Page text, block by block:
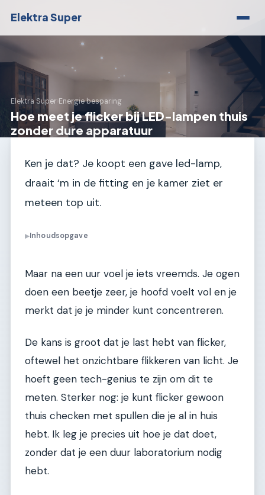
Elektra Super
Elektra Super›Energie besparing
Hoe meet je flicker bij LED-lampen thuis
zonder dure apparatuur
Ken je dat? Je koopt een gave led-lamp,
draait ‘m in de fitting en je kamer ziet er
meteen top uit.
▶Inhoudsopgave
Maar na een uur voel je iets vreemds. Je ogen
doen een beetje zeer, je hoofd voelt vol en je
merkt dat je je minder kunt concentreren.
De kans is groot dat je last hebt van flicker,
oftewel het onzichtbare flikkeren van licht. Je
hoeft geen tech-genius te zijn om dit te
meten. Sterker nog: je kunt flicker gewoon
thuis checken met spullen die je al in huis
hebt. Ik leg je precies uit hoe je dat doet,
zonder dat je een duur laboratorium nodig
hebt.